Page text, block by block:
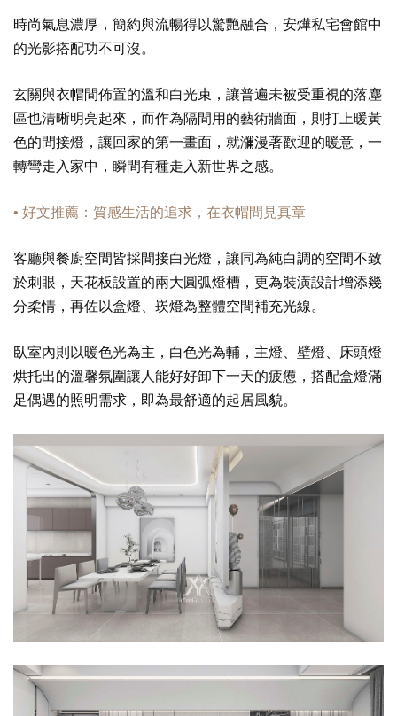
時尚氣息濃厚，簡約與流暢得以驚艷融合，安燁私宅會館中
的光影搭配功不可沒。
玄關與衣帽間佈置的溫和白光束，讓普遍未被受重視的落塵
區也清晰明亮起來，而作為隔間用的藝術牆面，則打上暖黃
色的間接燈，讓回家的第一畫面，就瀰漫著歡迎的暖意，一
轉彎走入家中，瞬間有種走入新世界之感。
• 好文推薦：質感生活的追求，在衣帽間見真章
客廳與餐廚空間皆採間接白光燈，讓同為純白調的空間不致
於刺眼，天花板設置的兩大圓弧燈槽，更為裝潢設計增添幾
分柔情，再佐以盒燈、崁燈為整體空間補充光線。
臥室內則以暖色光為主，白色光為輔，主燈、壁燈、床頭燈
烘托出的溫馨氛圍讓人能好好卸下一天的疲憊，搭配盒燈滿
足偶遇的照明需求，即為最舒適的起居風貌。